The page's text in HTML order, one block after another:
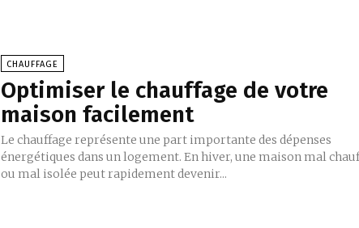
CHAUFFAGE
Optimiser le chauffage de votre
maison facilement
Le chauffage représente une part importante des dépenses
énergétiques dans un logement. En hiver, une maison mal
ou mal isolée peut rapidement devenir...